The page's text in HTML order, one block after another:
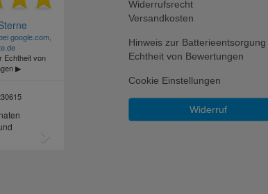
Widerrufsrecht
Versandkosten
Hinweis zur Batterieentsorgung
Echtheit von Bewertungen
Cookie Einstellungen
Widerruf